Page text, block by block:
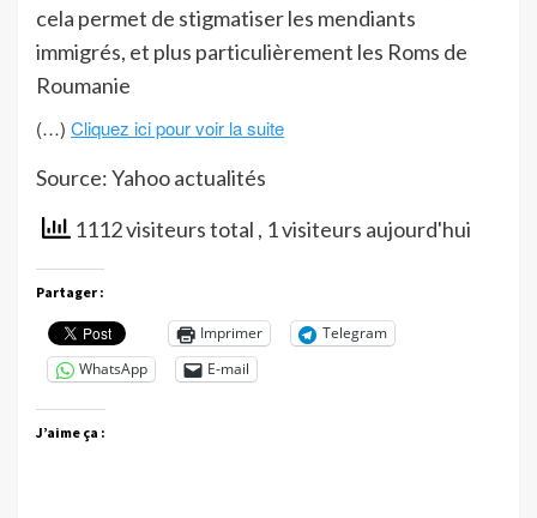
cela permet de stigmatiser les mendiants
immigrés, et plus particulièrement les Roms de
Roumanie
(…) Cliquez ici pour voir la suite
Source: Yahoo actualités
1112 visiteurs total , 1 visiteurs aujourd'hui
Partager :
Imprimer
Telegram
WhatsApp
E-mail
J’aime ça :